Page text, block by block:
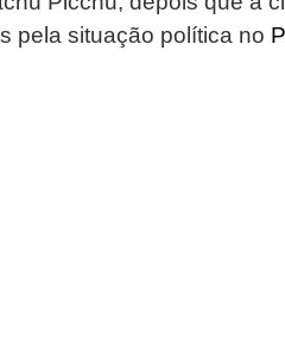
pela situação política no